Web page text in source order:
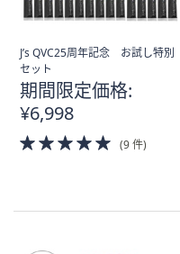
バ
イ
ス
で
左
J’s QVC25周年記念 お試し特別
セット
期間限定価格:
¥6,998
5.0
of
(9 件)